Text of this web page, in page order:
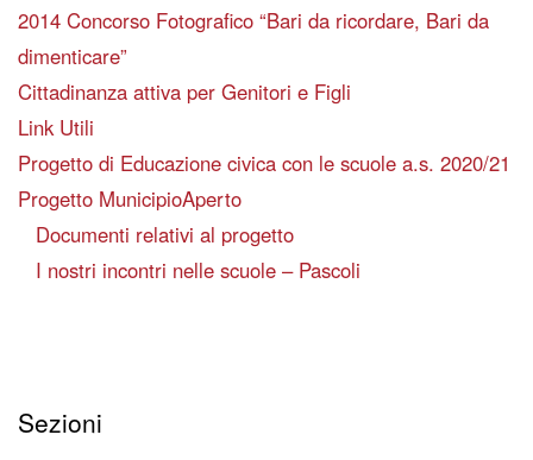
2014 Concorso Fotografico “Bari da ricordare, Bari da
dimenticare”
Cittadinanza attiva per Genitori e Figli
Link Utili
Progetto di Educazione civica con le scuole a.s. 2020/21
Progetto MunicipioAperto
Documenti relativi al progetto
I nostri incontri nelle scuole – Pascoli
Sezioni